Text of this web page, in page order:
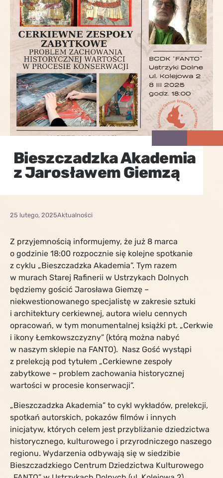
Bieszczadzka Akademia
z Jarosławem Giemzą
25 lutego, 2025Aktualności
Z przyjemnością informujemy, że już 8 marca
o godzinie 18:00 rozpocznie się kolejne spotkanie
z cyklu „Bieszczadzka Akademia”. Tym razem
w murach Starej Rafinerii w Ustrzykach Dolnych
będziemy gościć Jarosława Giemzę –
niekwestionowanego specjalistę w zakresie sztuki
i architektury cerkiewnej, autora wielu cennych
opracowań, w tym monumentalnej książki pt. „Cerkwie
i ikony Łemkowszczyzny” (którą można nabyć
w naszym sklepie na FANTO). Nasz Gość wystąpi
z prelekcją pod tytułem „Cerkiewne zespoły
zabytkowe – problem zachowania historycznej
wartości w procesie konserwacji”.
„Bieszczadzka Akademia” to cykl wykładów, prelekcji,
spotkań autorskich, pokazów filmów i innych
inicjatyw, których celem jest przybliżanie dziedzictwa
historycznego, kulturowego i przyrodniczego naszego
regionu. Wydarzenia odbywają się w siedzibie
Bieszczadzkiego Centrum Dziedzictwa Kulturowego